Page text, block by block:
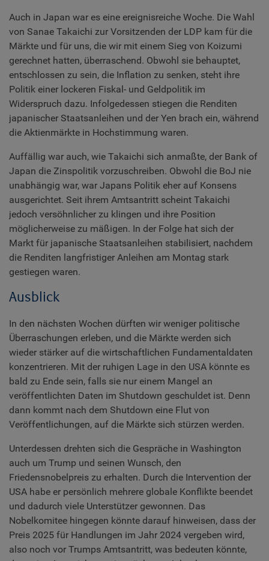
Auch in Japan war es eine ereignisreiche Woche. Die Wahl
von Sanae Takaichi zur Vorsitzenden der LDP kam für die
Märkte und für uns, die wir mit einem Sieg von Koizumi
gerechnet hatten, überraschend. Obwohl sie behauptet,
entschlossen zu sein, die Inflation zu senken, steht ihre
Politik einer lockeren Fiskal- und Geldpolitik im
Widerspruch dazu. Infolgedessen stiegen die Renditen
japanischer Staatsanleihen und der Yen brach ein, während
die Aktienmärkte in Hochstimmung waren.
Auffällig war auch, wie Takaichi sich anmaßte, der Bank of
Japan die Zinspolitik vorzuschreiben. Obwohl die BoJ nie
unabhängig war, war Japans Politik eher auf Konsens
ausgerichtet. Seit ihrem Amtsantritt scheint Takaichi
jedoch versöhnlicher zu klingen und ihre Position
möglicherweise zu mäßigen. In der Folge hat sich der
Markt für japanische Staatsanleihen stabilisiert, nachdem
die Renditen langfristiger Anleihen am Montag stark
gestiegen waren.
Ausblick
In den nächsten Wochen dürften wir weniger politische
Überraschungen erleben, und die Märkte werden sich
wieder stärker auf die wirtschaftlichen Fundamentaldaten
konzentrieren. Mit der ruhigen Lage in den USA könnte es
bald zu Ende sein, falls sie nur einem Mangel an
veröffentlichten Daten im Shutdown geschuldet ist. Denn
dann kommt nach dem Shutdown eine Flut von
Veröffentlichungen, auf die Märkte sich stürzen werden.
Unterdessen drehten sich die Gespräche in Washington
auch um Trump und seinen Wunsch, den
Friedensnobelpreis zu erhalten. Durch die Intervention der
USA habe er persönlich mehrere globale Konflikte beendet
und dadurch viele Unterstützer gewonnen. Das
Nobelkomitee hingegen könnte darauf hinweisen, dass der
Preis 2025 für Handlungen im Jahr 2024 vergeben wird,
also noch vor Trumps Amtsantritt, was bedeuten könnte,